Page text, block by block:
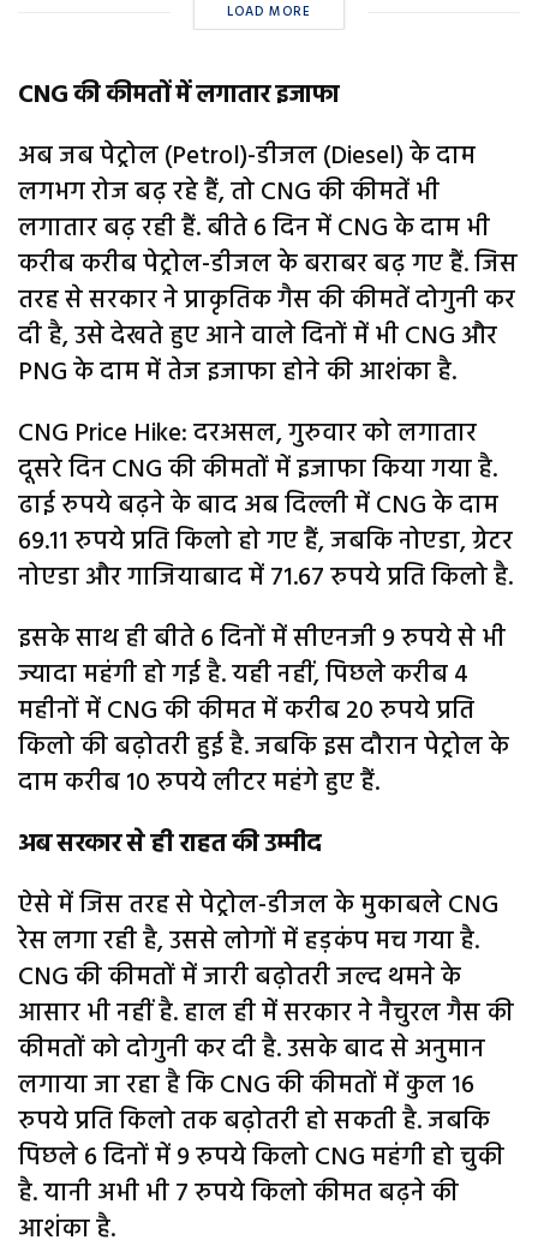
LOAD MORE
CNG की कीमतों में लगातार इजाफा
अब जब पेट्रोल (Petrol)-डीजल (Diesel) के दाम
लगभग रोज बढ़ रहे हैं, तो CNG की कीमतें भी
लगातार बढ़ रही हैं. बीते 6 दिन में CNG के दाम भी
करीब करीब पेट्रोल-डीजल के बराबर बढ़ गए हैं. जिस
तरह से सरकार ने प्राकृतिक गैस की कीमतें दोगुनी कर
दी है, उसे देखते हुए आने वाले दिनों में भी CNG और
PNG के दाम में तेज इजाफा होने की आशंका है.
CNG Price Hike: दरअसल, गुरुवार को लगातार
दूसरे दिन CNG की कीमतों में इजाफा किया गया है.
ढाई रुपये बढ़ने के बाद अब दिल्ली में CNG के दाम
69.11 रुपये प्रति किलो हो गए हैं, जबकि नोएडा, ग्रेटर
नोएडा और गाजियाबाद में 71.67 रुपये प्रति किलो है.
इसके साथ ही बीते 6 दिनों में सीएनजी 9 रुपये से भी
ज्यादा महंगी हो गई है. यही नहीं, पिछले करीब 4
महीनों में CNG की कीमत में करीब 20 रुपये प्रति
किलो की बढ़ोतरी हुई है. जबकि इस दौरान पेट्रोल के
दाम करीब 10 रुपये लीटर महंगे हुए हैं.
अब सरकार से ही राहत की उम्मीद
ऐसे में जिस तरह से पेट्रोल-डीजल के मुकाबले CNG
रेस लगा रही है, उससे लोगों में हड़कंप मच गया है.
CNG की कीमतों में जारी बढ़ोतरी जल्द थमने के
आसार भी नहीं है. हाल ही में सरकार ने नैचुरल गैस की
कीमतों को दोगुनी कर दी है. उसके बाद से अनुमान
लगाया जा रहा है कि CNG की कीमतों में कुल 16
रुपये प्रति किलो तक बढ़ोतरी हो सकती है. जबकि
पिछले 6 दिनों में 9 रुपये किलो CNG महंगी हो चुकी
है. यानी अभी भी 7 रुपये किलो कीमत बढ़ने की
आशंका है.